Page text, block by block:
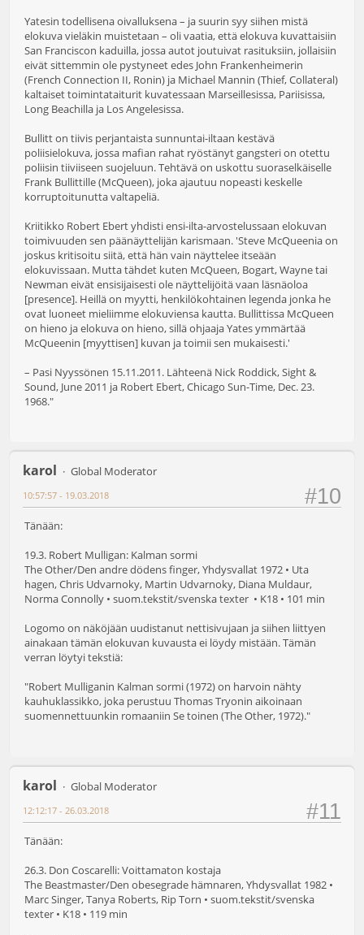
Yatesin todellisena oivalluksena – ja suurin syy siihen mistä
elokuva vieläkin muistetaan – oli vaatia, että elokuva kuvattaisiin
San Franciscon kaduilla, jossa autot joutuivat rasituksiin, jollaisiin
eivät sittemmin ole pystyneet edes John Frankenheimerin
(French Connection II, Ronin) ja Michael Mannin (Thief, Collateral)
kaltaiset toimintataiturit kuvatessaan Marseillesissa, Pariisissa,
Long Beachilla ja Los Angelesissa.
Bullitt on tiivis perjantaista sunnuntai-iltaan kestävä
poliisielokuva, jossa mafian rahat ryöstänyt gangsteri on otettu
poliisin tiiviiseen suojeluun. Tehtävä on uskottu suoraselkäiselle
Frank Bullittille (McQueen), joka ajautuu nopeasti keskelle
korruptoitunutta valtapeliä.
Kriitikko Robert Ebert yhdisti ensi-ilta-arvostelussaan elokuvan
toimivuuden sen päänäyttelijän karismaan. 'Steve McQueenia on
joskus kritisoitu siitä, että hän vain näyttelee itseään
elokuvissaan. Mutta tähdet kuten McQueen, Bogart, Wayne tai
Newman eivät ensisijaisesti ole näyttelijöitä vaan läsnäoloa
[presence]. Heillä on myytti, henkilökohtainen legenda jonka he
ovat luoneet mieliimme elokuviensa kautta. Bullittissa McQueen
on hieno ja elokuva on hieno, sillä ohjaaja Yates ymmärtää
McQueenin [myyttisen] kuvan ja toimii sen mukaisesti.'
– Pasi Nyyssönen 15.11.2011. Lähteenä Nick Roddick, Sight &
Sound, June 2011 ja Robert Ebert, Chicago Sun-Time, Dec. 23.
1968."
karol Global Moderator
#10
10:57:57 - 19.03.2018
Tänään:
19.3. Robert Mulligan: Kalman sormi
The Other/Den andre dödens finger, Yhdysvallat 1972 • Uta
hagen, Chris Udvarnoky, Martin Udvarnoky, Diana Muldaur,
Norma Connolly • suom.tekstit/svenska texter • K18 • 101 min
Logomo on näköjään uudistanut nettisivujaan ja siihen liittyen
ainakaan tämän elokuvan kuvausta ei löydy mistään. Tämän
verran löytyi tekstiä:
"Robert Mulliganin Kalman sormi (1972) on harvoin nähty
kauhuklassikko, joka perustuu Thomas Tryonin aikoinaan
suomennettuunkin romaaniin Se toinen (The Other, 1972)."
karol Global Moderator
#11
12:12:17 - 26.03.2018
Tänään:
26.3. Don Coscarelli: Voittamaton kostaja
The Beastmaster/Den obesegrade hämnaren, Yhdysvallat 1982 •
Marc Singer, Tanya Roberts, Rip Torn • suom.tekstit/svenska
texter • K18 • 119 min